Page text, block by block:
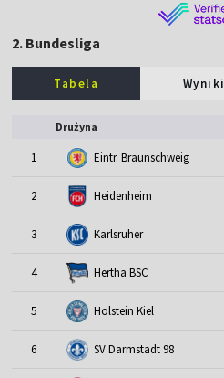
2. Bundesliga
Tabela Wyniki
Drużyna
1 Eintr. Braunschweig
2 Heidenheim
3 Karlsruher
4 Hertha BSC
5 Holstein Kiel
6 SV Darmstadt 98